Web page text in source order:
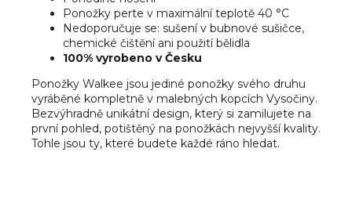
Ponožky perte v maximální teplotě 40 °C
Nedoporučuje se: sušení v bubnové sušičce,
chemické čištění ani použití bělidla
100% vyrobeno v Česku
Ponožky Walkee jsou jediné ponožky svého druhu
vyráběné kompletně v malebných kopcích Vysočiny.
Bezvýhradně unikátní design, který si zamilujete na
první pohled, potištěný na ponožkách nejvyšší kvality.
Tohle jsou ty, které budete každé ráno hledat.